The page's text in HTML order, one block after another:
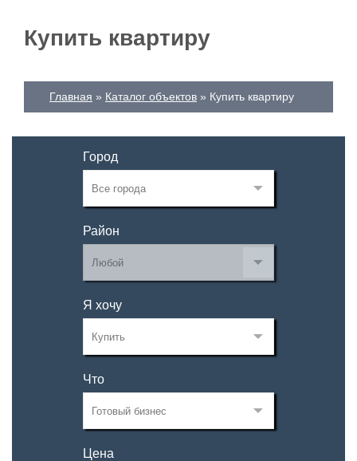
Купить квартиру
Главная Каталог объектов Купить квартиру
Город
Район
Я хочу
Что
Цена